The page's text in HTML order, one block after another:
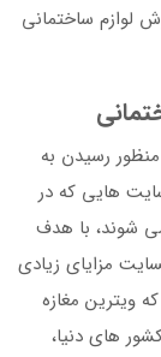
لوازم ساختمانی
رسیدن به
هایی که در
شوند، با هدف
مزایای زیادی
ویترین مغازه
های دنیا،